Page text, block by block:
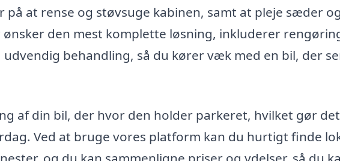
at rense og støvsuge kabinen, samt at pleje sæder og
den mest komplette løsning, inkluderer
behandling, så du kører væk med en bil, der
af din bil, der hvor den holder parkeret, hvilket gør det
Ved at bruge vores platform kan du hurtigt finde